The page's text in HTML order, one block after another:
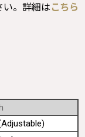
い。詳細は こちら